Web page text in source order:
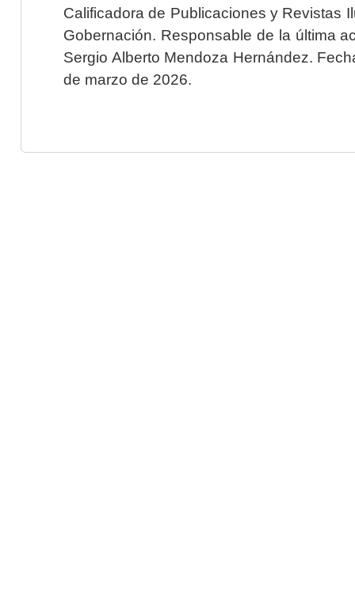
Calificadora de Publicaciones y Revistas
Gobernación. Responsable de la última
Sergio Alberto Mendoza Hernández.
de marzo de 2026.